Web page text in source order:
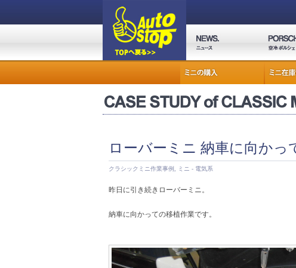
ローバーミニ 納車に向か
クラシックミニ作業事例 ミニ - 電気系
昨日に引き続きローバーミニ。
納車に向かっての移植作業です。